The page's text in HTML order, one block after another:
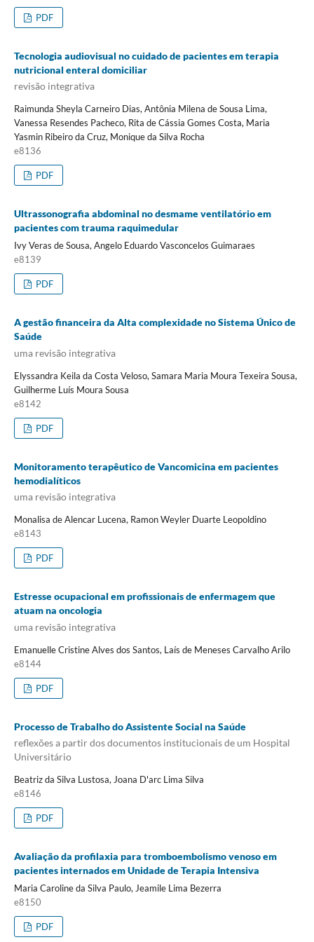
PDF
Tecnologia audiovisual no cuidado de pacientes em terapia
nutricional enteral domiciliar
revisão integrativa
Raimunda Sheyla Carneiro Dias, Antônia Milena de Sousa Lima,
Vanessa Resendes Pacheco, Rita de Cássia Gomes Costa, Maria
Yasmin Ribeiro da Cruz, Monique da Silva Rocha
e8136
PDF
Ultrassonografia abdominal no desmame ventilatório em
pacientes com trauma raquimedular
Ivy Veras de Sousa, Angelo Eduardo Vasconcelos Guimaraes
e8139
PDF
A gestão financeira da Alta complexidade no Sistema Único de
Saúde
uma revisão integrativa
Elyssandra Keila da Costa Veloso, Samara Maria Moura Texeira Sousa,
Guilherme Luís Moura Sousa
e8142
PDF
Monitoramento terapêutico de Vancomicina em pacientes
hemodialíticos
uma revisão integrativa
Monalisa de Alencar Lucena, Ramon Weyler Duarte Leopoldino
e8143
PDF
Estresse ocupacional em profissionais de enfermagem que
atuam na oncologia
uma revisão integrativa
Emanuelle Cristine Alves dos Santos, Laís de Meneses Carvalho Arilo
e8144
PDF
Processo de Trabalho do Assistente Social na Saúde
reflexões a partir dos documentos institucionais de um Hospital
Universitário
Beatriz da Silva Lustosa, Joana D'arc Lima Silva
e8146
PDF
Avaliação da profilaxia para tromboembolismo venoso em
pacientes internados em Unidade de Terapia Intensiva
Maria Caroline da Silva Paulo, Jeamile Lima Bezerra
e8150
PDF